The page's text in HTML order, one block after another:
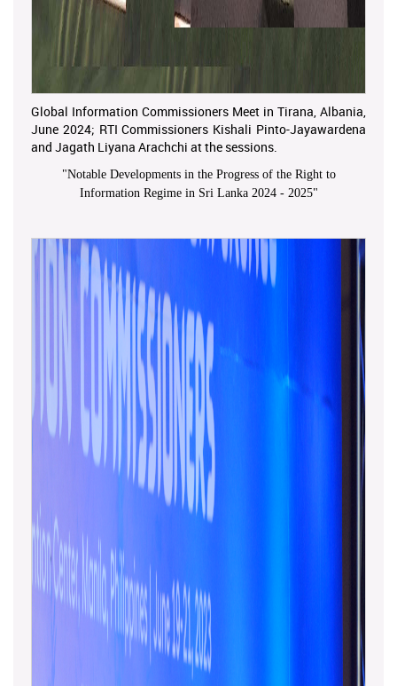
Global Information Commissioners Meet in Tirana, Albania,
June 2024; RTI Commissioners Kishali Pinto-Jayawardena
and Jagath Liyana Arachchi at the sessions.
"Notable Developments in the Progress of the Right to
Information Regime in Sri Lanka 2024 - 2025"